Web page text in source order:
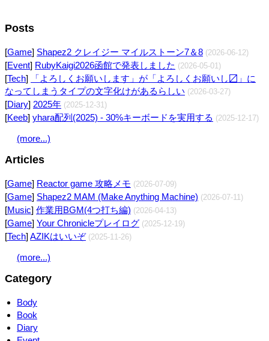
Posts
[Game] Shapez2 クレイジー マイルストーン7＆8 (2026-06-12)
[Event] RubyKaigi2026函館で発表しました (2026-05-01)
[Tech]
「よろしくお願いします」が「よろしくお願いし〼」に
なってしまうタイプの文字化けがあるらしい (2026-03-27)
[Diary] 2025年 (2025-12-31)
[Keeb] yhara配列(2025) - 30%キーボードを実用する (2025-12-17)
(more...)
Articles
[Game] Reactor game 攻略メモ (2026-07-09)
[Game] Shapez2 MAM (Make Anything Machine) (2026-07-11)
[Music] 作業用BGM(4つ打ち編) (2026-04-13)
[Game] Your Chronicleプレイログ (2025-12-19)
[Tech]AZIKはいいぞ (2025-11-26)
(more...)
Category
Body
Book
Diary